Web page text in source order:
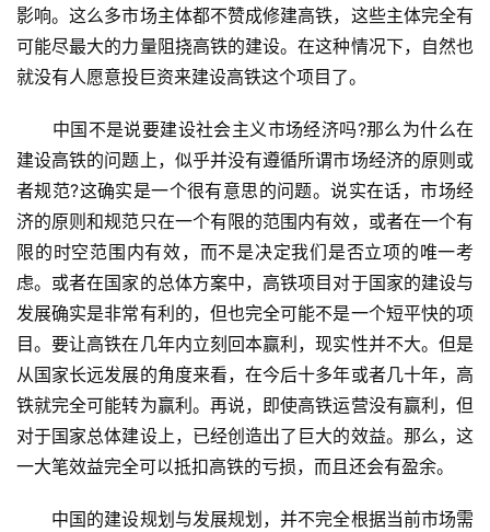
影响。这么多市场主体都不赞成修建高铁，这些主体完全有
可能尽最大的力量阻挠高铁的建设。在这种情况下，自然也
就没有人愿意投巨资来建设高铁这个项目了。
中国不是说要建设社会主义市场经济吗?那么为什么在
建设高铁的问题上，似乎并没有遵循所谓市场经济的原则或
者规范?这确实是一个很有意思的问题。说实在话，市场经
济的原则和规范只在一个有限的范围内有效，或者在一个有
限的时空范围内有效，而不是决定我们是否立项的唯一考
虑。或者在国家的总体方案中，高铁项目对于国家的建设与
发展确实是非常有利的，但也完全可能不是一个短平快的项
目。要让高铁在几年内立刻回本赢利，现实性并不大。但是
从国家长远发展的角度来看，在今后十多年或者几十年，高
铁就完全可能转为赢利。再说，即使高铁运营没有赢利，但
对于国家总体建设上，已经创造出了巨大的效益。那么，这
一大笔效益完全可以抵扣高铁的亏损，而且还会有盈余。
中国的建设规划与发展规划，并不完全根据当前市场需